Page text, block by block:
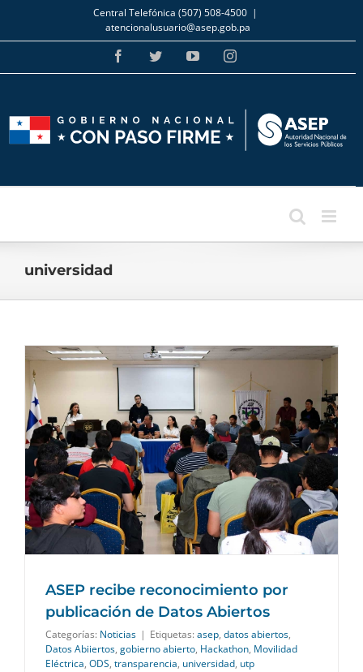
Skip
to
content
Central Telefónica (507) 508-4500 |
atencionalusuario@asep.gob.pa
FacebookTwitterYouTubeInstagram
universidad
ASEP recibe reconocimiento por
publicación de Datos Abiertos
Categorías: Noticias | Etiquetas: asep, datos abiertos,
Datos Abiiertos, gobierno abierto, Hackathon, Movilidad
Eléctrica, ODS, transparencia, universidad, utp